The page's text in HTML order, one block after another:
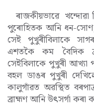
ৰাজকীয়ভাৱে
পুৰোহিতক আনি ধন-
সেই পুখুৰীবিলাকে
এশতকৈ কম বৈদিক
সেইবিলাকে পুখুৰী
বহল ডাঙৰ পুখুৰী
কালুগাঁৱত অৱস্থিত
ব্ৰাহ্মণ আনি উৎসৰ্গা কৰা